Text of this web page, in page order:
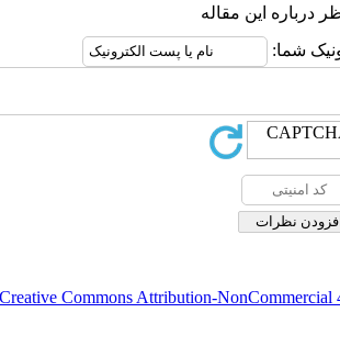
درباره این مقاله
شما:
Creative Commons Attribution-NonCommercial